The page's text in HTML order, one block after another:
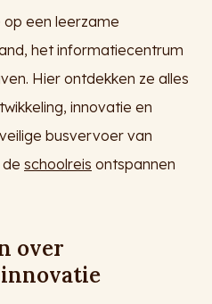
een leerzame
het informatiecentrum
Hier ontdekken ze alles
innovatie en
busvervoer van
de schoolreis ontspannen
over